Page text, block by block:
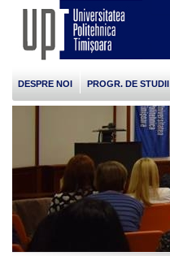
DESPRE NOI PROGR. DE STUDII